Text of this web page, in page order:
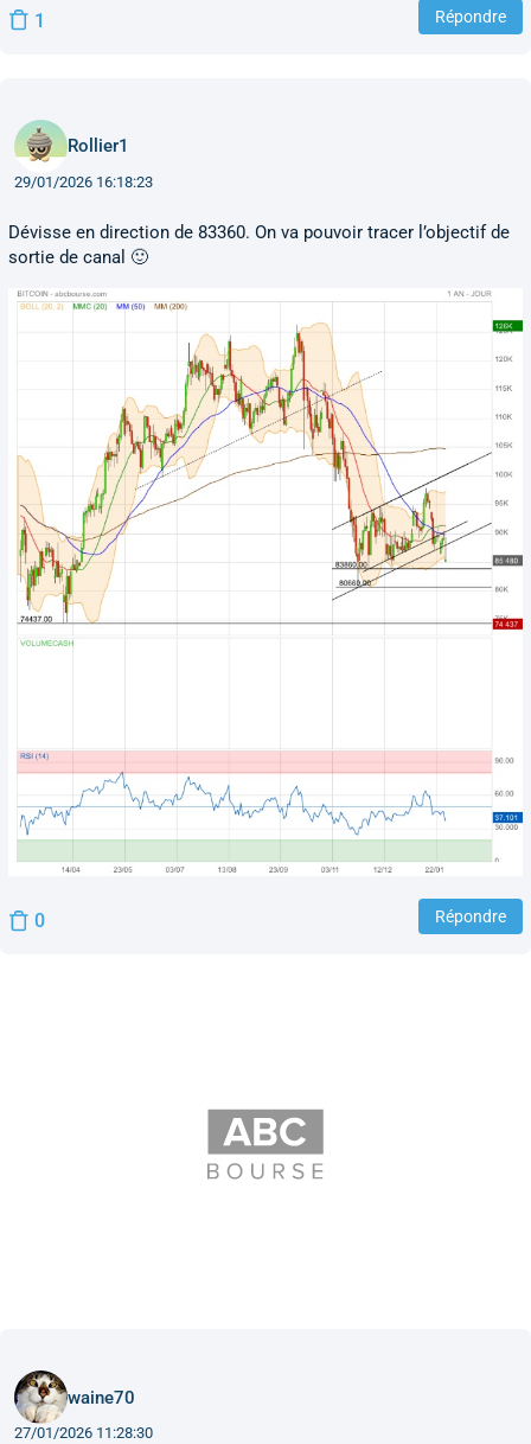
1 Répondre
Rollier1
29/01/2026 16:18:23
Dévisse en direction de 83360. On va pouvoir tracer l’objectif de
sortie de canal 🙂
0 Répondre
waine70
27/01/2026 11:28:30